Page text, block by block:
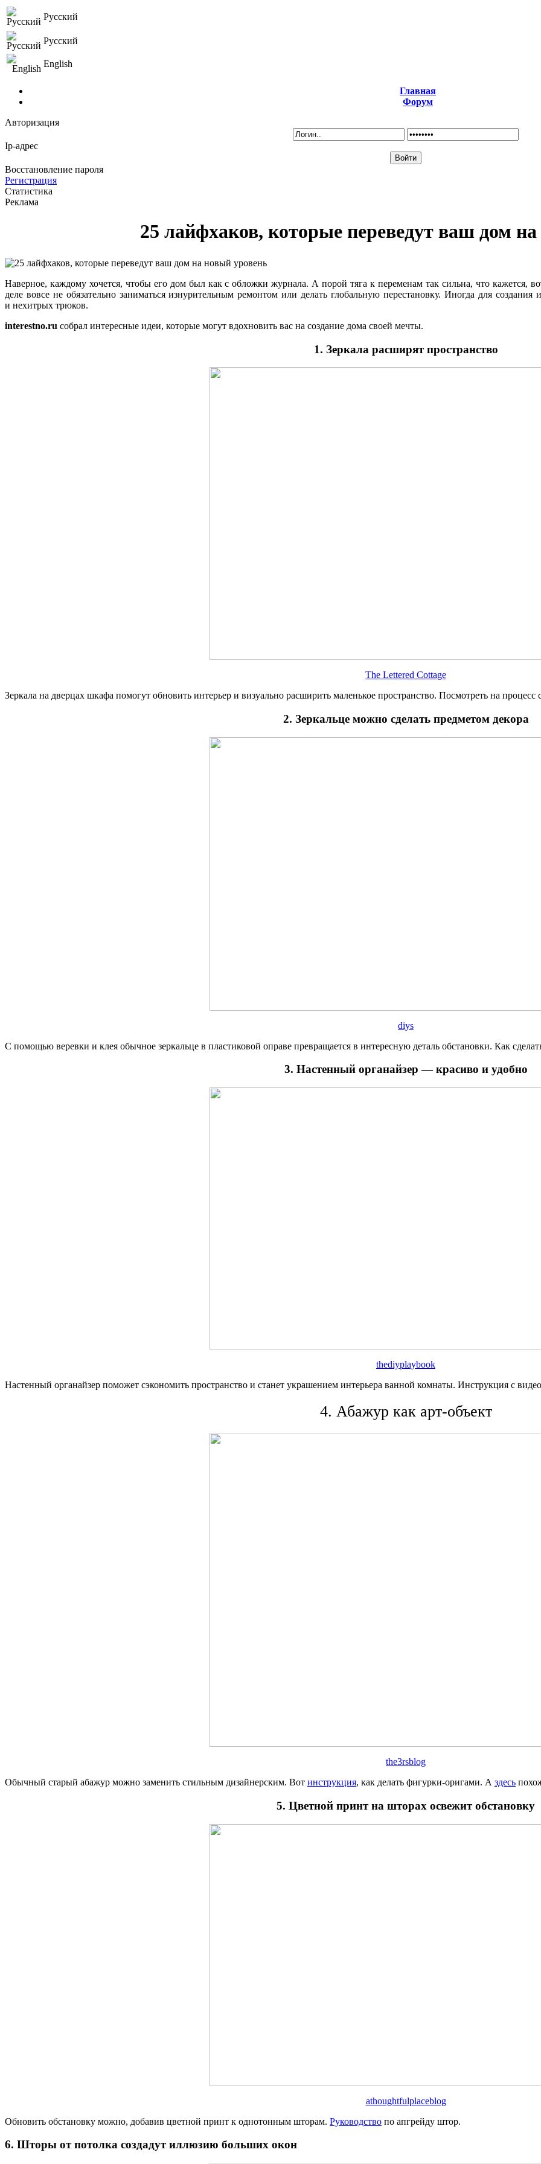
Русский
Русский
English
Главная
Форум
Авторизация
Ip-адрес
Восстановление пароля
Регистрация
Статистика
Реклама
25 лайфхаков, которые переведут ваш дом
Наверное, каждому хочется, чтобы его дом был как с обложки журнала. А порой тяга к переменам так сильна, что кажется,
деле вовсе не обязательно заниматься изнурительным ремонтом или делать глобальную перестановку. Иногда для создания
и нехитрых трюков.
interestno.ru собрал интересные идеи, которые могут вдохновить вас на создание дома своей мечты.
1. Зеркала расширят пространство
The Lettered Cottage
Зеркала на дверцах шкафа помогут обновить интерьер и визуально расширить маленькое пространство. Посмотреть на
2. Зеркальце можно сделать предметом декора
diys
С помощью веревки и клея обычное зеркальце в пластиковой оправе превращается в интересную деталь обстановки. Как
3. Настенный органайзер — красиво и удобно
thediyplaybook
Настенный органайзер поможет сэкономить пространство и станет украшением интерьера ванной комнаты. Инструкция с
4. Абажур как арт-объект
the3rsblog
Обычный старый абажур можно заменить стильным дизайнерским. Вот инструкция, как делать фигурки-оригами. А здесь
5. Цветной принт на шторах освежит обстановку
athoughtfulplaceblog
Обновить обстановку можно, добавив цветной принт к однотонным шторам. Руководство по апгрейду штор.
6. Шторы от потолка создадут иллюзию больших окон